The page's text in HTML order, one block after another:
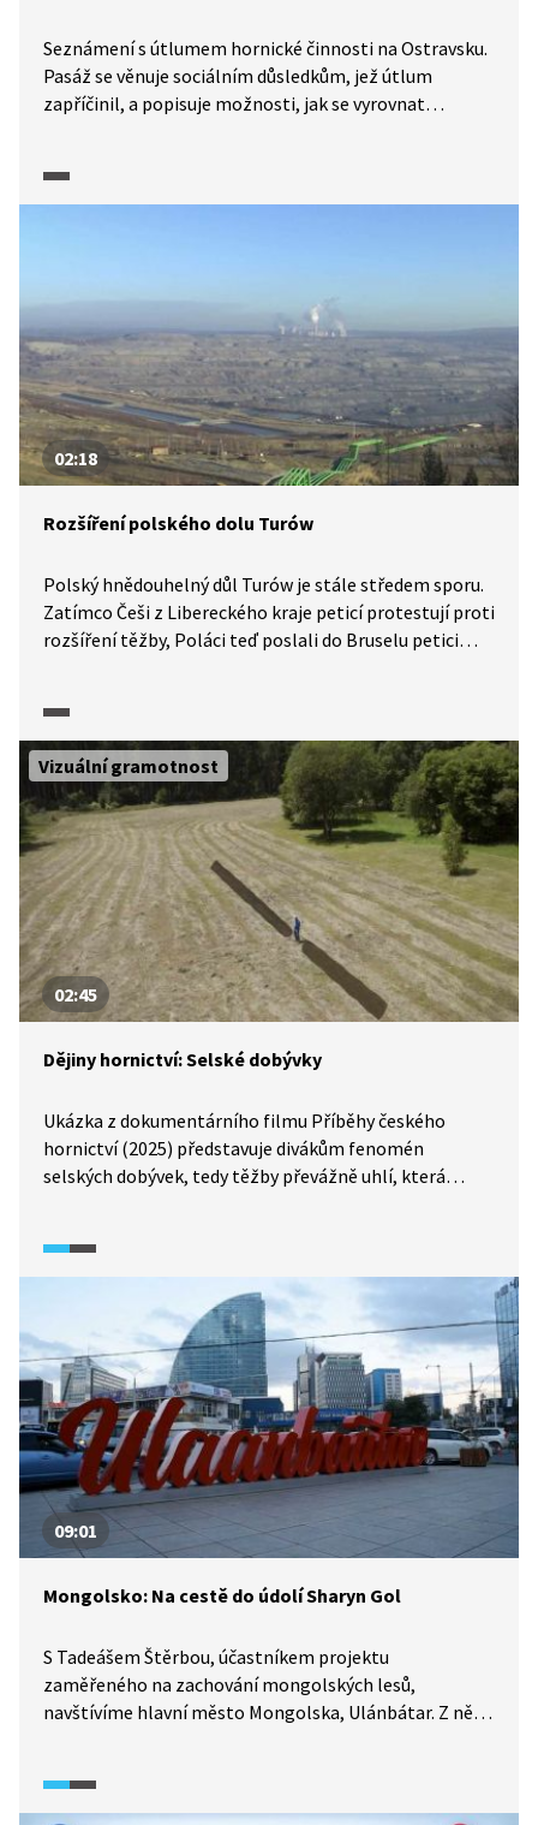
Seznámení s útlumem hornické činnosti na Ostravsku.
Pasáž se věnuje sociálním důsledkům, jež útlum
zapříčinil, a popisuje možnosti, jak se vyrovnat
02:18
Rozšíření polského dolu Turów
Polský hnědouhelný důl Turów je stále středem sporu.
Zatímco Češi z Libereckého kraje peticí protestují proti
rozšíření těžby, Poláci teď poslali do Bruselu petici
Vizuální gramotnost
02:45
Dějiny hornictví: Selské dobývky
Ukázka z dokumentárního filmu Příběhy českého
hornictví (2025) představuje divákům fenomén
selských dobývek, tedy těžby převážně uhlí, která
09:01
Mongolsko: Na cestě do údolí Sharyn Gol
S Tadeášem Štěrbou, účastníkem projektu
zaměřeného na zachování mongolských lesů,
navštívíme hlavní město Mongolska, Ulánbátar. Z něj
ve zdevastovanou krajinu.